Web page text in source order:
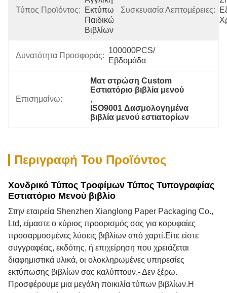
Τύπος Προϊόντος:
Εκτύπωση
Παιδικών
Βιβλίων
Συσκευασία Λεπτομέρειες:
Δυνατότητα Προσφοράς:
100000PCS/
Εβδομάδα
Επισημαίνω:
Ματ στρώση Custom
Εστιατόριο βιβλία μενού
,
ISO9001 Δασμολογημένα
βιβλία μενού εστιατορίων
Περιγραφή Του Προϊόντος
Χονδρικό Τύπος Τροφίμων Τύπος Τυπογραφίας
Εστιατόριο Μενού βιβλίο
Στην εταιρεία Shenzhen Xianglong Paper Packaging Co.,
Ltd, είμαστε ο κύριος προορισμός σας για κορυφαίες
προσαρμοσμένες λύσεις βιβλίων από χαρτί.Είτε είστε
συγγραφέας, εκδότης, ή επιχείρηση που χρειάζεται
διαφημιστικά υλικά, οι ολοκληρωμένες υπηρεσίες
εκτύπωσης βιβλίων σας καλύπτουν.- Δεν ξέρω.
Προσφέρουμε μια μεγάλη ποικιλία τύπων βιβλίων.Η